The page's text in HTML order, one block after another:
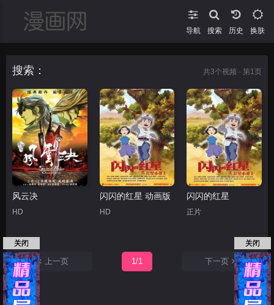
导航 搜索 换肤
搜索： 共3个视频 · 第1页
风云决
HD
闪闪的红星 动画版
HD
闪闪的红星
正片
上一页 1/1 下一页
关闭 关闭